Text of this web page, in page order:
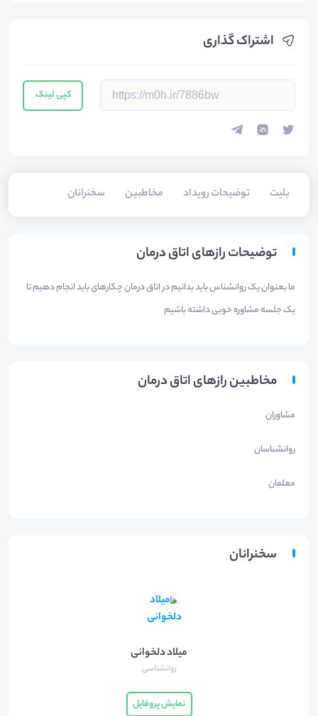
اشتراک گذاری
کپی لینک
بلیت‌ توضیحات رویداد مخاطبین سخنرانان
توضیحات رازهای اتاق درمان
ما بعنوان یک روانشناس باید بدانیم در اتاق درمان چکارهای باید انجام دهیم تا
یک جلسه مشاوره خوبی داشته باشیم
مخاطبین رازهای اتاق درمان
مشاوران
روانشناسان
معلمان
سخنرانان
میلاد دلخوانی
روانشناسی
نمایش پروفایل